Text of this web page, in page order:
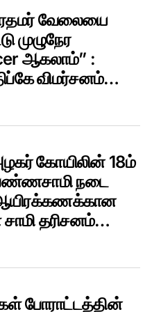
வேலையை
முழுநேர
ஆகலாம்” :
விமர்சனம்…
கோயிலின் 18ம்
நடை
ஆயிரக்கணக்கான
தரிசனம்…
போராட்டத்தின்